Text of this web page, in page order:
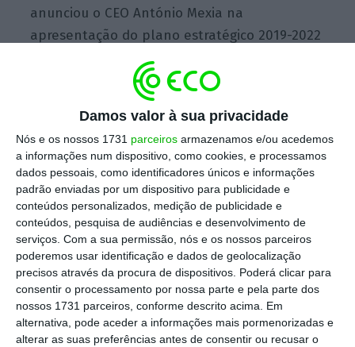
Damos valor à sua privacidade
Nós e os nossos 1731 parceiros armazenamos e/ou acedemos
a informações num dispositivo, como cookies, e processamos
dados pessoais, como identificadores únicos e informações
padrão enviadas por um dispositivo para publicidade e
conteúdos personalizados, medição de publicidade e
conteúdos, pesquisa de audiências e desenvolvimento de
serviços. Com a sua permissão, nós e os nossos parceiros
poderemos usar identificação e dados de geolocalização
precisos através da procura de dispositivos. Poderá clicar para
consentir o processamento por nossa parte e pela parte dos
nossos 1731 parceiros, conforme descrito acima. Em
alternativa, pode aceder a informações mais pormenorizadas e
alterar as suas preferências antes de consentir ou recusar o
anunciou o CEO António Mexia na
apresentação do plano estratégico 2019-2022
Lucros, Elliott e OPA. As três variáveis do Plano
Ler Mais
Este é o segundo ponto que será discutido: a
aplicação dos resultados.Além da
remuneração dos acionistas, a EDP quer usar
os lucros para expandir o negócio
(especialmente focado nas renováveis) e
diminuir dívida, em linha com a estratégia já
em curso.